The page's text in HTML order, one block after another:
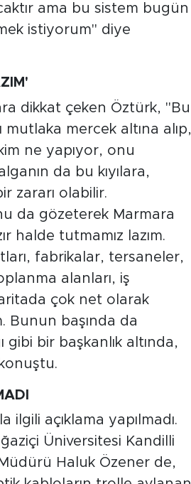
ama bu sistem bugün
istiyorum" diye
dikkat çeken Öztürk, "Bu
mutlaka mercek altına alıp,
ne yapıyor, onu
da bu kıyılara,
zararı olabilir.
da gözeterek Marmara
halde tutmamız lazım.
fabrikalar, tersaneler,
alanları, iş
çok net olarak
Bunun başında da
bir başkanlık altında,
açıklama yapılmadı.
Üniversitesi Kandilli
Haluk Özener de,